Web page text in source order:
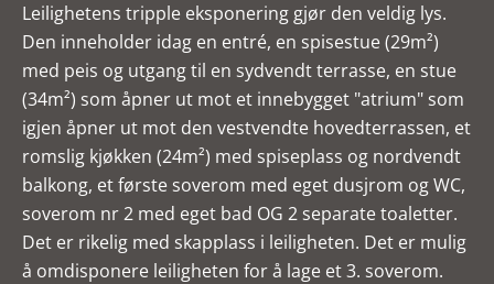
Leilighetens tripple eksponering gjør den veldig lys.
Den inneholder idag en entré, en spisestue (29m²)
med peis og utgang til en sydvendt terrasse, en stue
(34m²) som åpner ut mot et innebygget "atrium" som
igjen åpner ut mot den vestvendte hovedterrassen, et
romslig kjøkken (24m²) med spiseplass og nordvendt
balkong, et første soverom med eget dusjrom og WC,
soverom nr 2 med eget bad OG 2 separate toaletter.
Det er rikelig med skapplass i leiligheten. Det er mulig
å omdisponere leiligheten for å lage et 3. soverom.